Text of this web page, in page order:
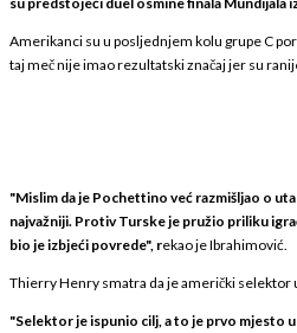
Amerikanci su u posljednjem kolu grupe C
taj meč nije imao rezultatski značaj jer su
"Mislim da je Pochettino već razmišljao o
najvažniji. Protiv Turske je pružio priliku
bio je izbjeći povrede", rekao je Ibrahimović.
Thierry Henry smatra da je američki selektor
"Selektor je ispunio cilj, a to je prvo mjesto